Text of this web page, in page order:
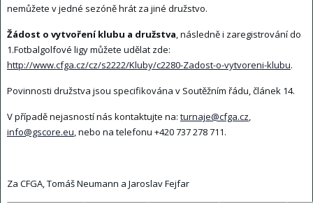
nemůžete v jedné sezóně hrát za jiné družstvo.
Žádost o vytvoření klubu a družstva, následně i zaregistrování do
1.Fotbalgolfové ligy můžete udělat zde:
http://www.cfga.cz/cz/s2222/Kluby/c2280-Zadost-o-vytvoreni-klubu.
Povinnosti družstva jsou specifikována v Soutěžním řádu, článek 14.
V případě nejasností nás kontaktujte na: turnaje@cfga.cz,
info@gscore.eu, nebo na telefonu +420 737 278 711.
Za CFGA, Tomáš Neumann a Jaroslav Fejfar